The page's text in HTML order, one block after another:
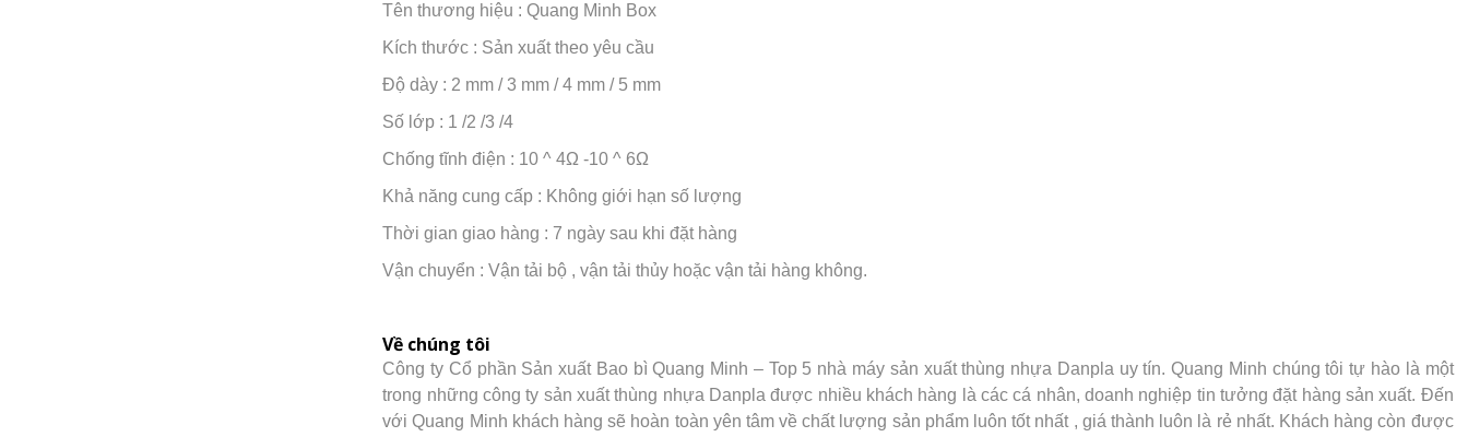
Tên thương hiệu : Quang Minh Box
Kích thước : Sản xuất theo yêu cầu
Độ dày : 2 mm / 3 mm / 4 mm / 5 mm
Số lớp : 1 /2 /3 /4
Chống tĩnh điện : 10 ^ 4Ω -10 ^ 6Ω
Khả năng cung cấp : Không giới hạn số lượng
Thời gian giao hàng : 7 ngày sau khi đặt hàng
Vận chuyển : Vận tải bộ , vận tải thủy hoặc vận tải hàng không.
Về chúng tôi
Công ty Cổ phần Sản xuất Bao bì Quang Minh – Top 5 nhà máy sản xuất thùng nhựa Danpla uy tín. Quang Minh chúng tôi tự hào là một
trong những công ty sản xuất thùng nhựa Danpla được nhiều khách hàng là các cá nhân, doanh nghiệp tin tưởng đặt hàng sản xuất. Đến
với Quang Minh khách hàng sẽ hoàn toàn yên tâm về chất lượng sản phẩm luôn tốt nhất , giá thành luôn là rẻ nhất. Khách hàng còn được